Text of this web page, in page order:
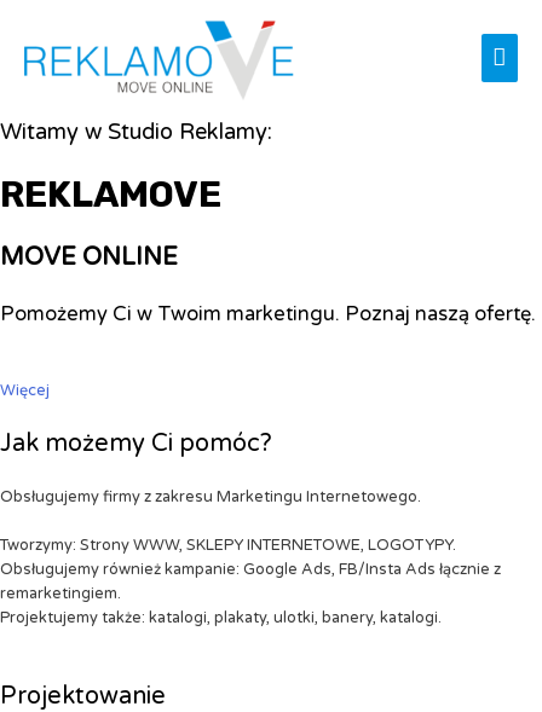
Witamy w Studio Reklamy:
REKLAMOVE
MOVE ONLINE
Pomożemy Ci w Twoim marketingu. Poznaj naszą ofertę.
Więcej
Jak możemy Ci pomóc?
Obsługujemy firmy z zakresu Marketingu Internetowego.
Tworzymy: Strony WWW, SKLEPY INTERNETOWE, LOGOTYPY.
Obsługujemy również kampanie: Google Ads, FB/Insta Ads łącznie z
remarketingiem.
Projektujemy także: katalogi, plakaty, ulotki, banery, katalogi.
Projektowanie